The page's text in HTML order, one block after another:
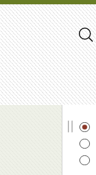
||